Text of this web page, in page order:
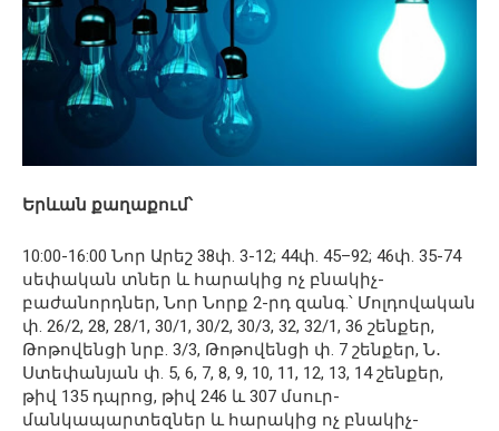
Երևան քաղաքում՝
10:00-16:00 Նոր Արեշ 38փ. 3-12; 44փ. 45–92; 46փ. 35-74
սեփական տներ և հարակից ոչ բնակիչ-
բաժանորդներ, Նոր Նորք 2-րդ զանգ.՝ Մոլդովական
փ. 26/2, 28, 28/1, 30/1, 30/2, 30/3, 32, 32/1, 36 շենքեր,
Թոթովենցի նրբ. 3/3, Թոթովենցի փ. 7 շենքեր, Ն․
Ստեփանյան փ. 5, 6, 7, 8, 9, 10, 11, 12, 13, 14 շենքեր,
թիվ 135 դպրոց, թիվ 246 և 307 մսուր-
մանկապարտեզներ և հարակից ոչ բնակիչ-